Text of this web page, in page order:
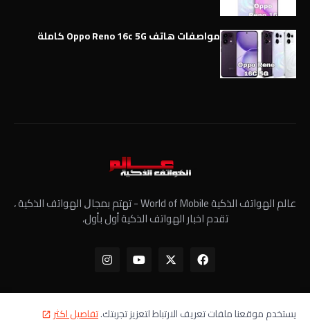
مواصفات هاتف Oppo Reno 16c 5G كاملة
عالم الهواتف الذكية World of Mobile - ﺗﻬﺘﻢ ﺑﻤﺠﺎﻝ الهواتف الذكية ،
تقدم اخبار الهواتف الذكية أول بأول،
الرئيسية معلومات عنا سياسة الخصوصية اتصل بنا
يستخدم موقعنا ملفات تعريف الارتباط لتعزيز تجربتك.تفاصيل اكثر